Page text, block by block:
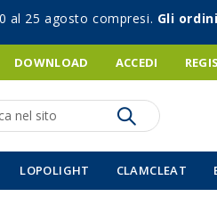
al 25 agosto compresi. Gli
DOWNLOAD ACCEDI
LOPOLIGHT CLAMCLEAT